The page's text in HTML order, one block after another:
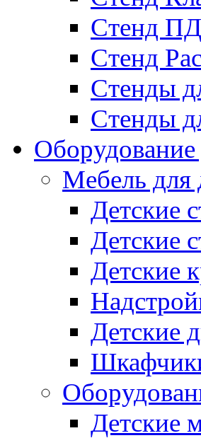
Стенд
Стенд
Стенды
Стенды
Оборудование
Мебель для
Детские
Детские
Детские
Детские
Детские